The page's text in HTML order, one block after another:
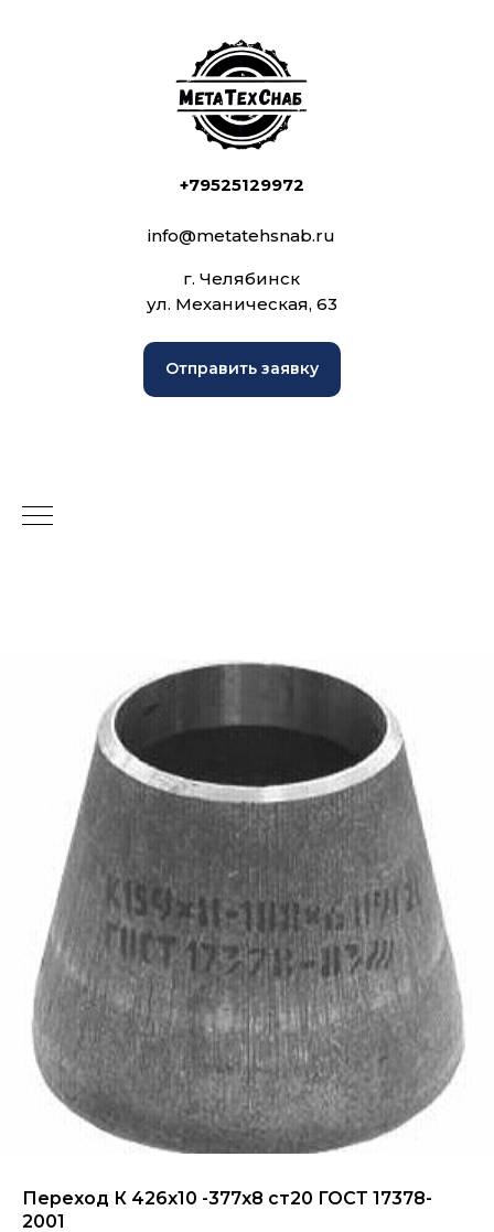
+79525129972
info@metatehsnab.ru
г. Челябинск
ул. Механическая, 63
Отправить заявку
Переход К 426х10 -377х8 ст20 ГОСТ 17378-
2001